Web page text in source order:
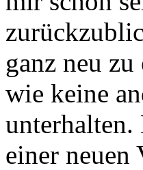
ganz neu
wie keine
unterhalten.
einer neuen